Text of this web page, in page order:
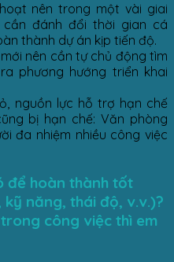
nên trong một vài giai
đánh đổi thời gian cá
thành dự án kịp tiến độ.
nên cần tự chủ động tìm
phương hướng triển khai
nguồn lực hỗ trợ hạn chế
bị hạn chế: Văn phòng
đa nhiệm nhiều công việc
để hoàn thành tốt
năng, thái độ, v.v.)?
công việc thì em